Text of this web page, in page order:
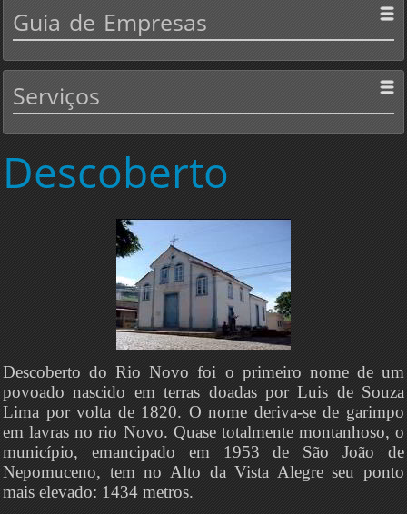
Guia de Empresas
Serviços
Descoberto
Descoberto do Rio Novo foi o primeiro nome de um
povoado nascido em terras doadas por Luis de Souza
Lima por volta de 1820. O nome deriva-se de garimpo
em lavras no rio Novo. Quase totalmente montanhoso, o
município, emancipado em 1953 de São João de
Nepomuceno, tem no Alto da Vista Alegre seu ponto
mais elevado: 1434 metros.